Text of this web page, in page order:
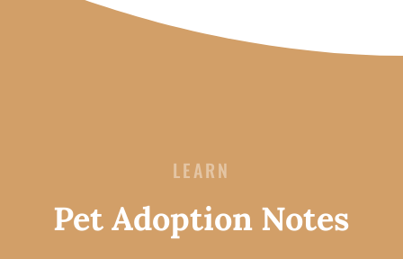
LEARN
Pet Adoption Notes